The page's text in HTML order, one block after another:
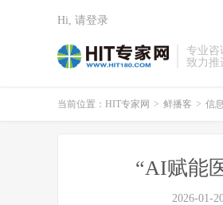
专业咨
致力推
Hi, 请登录
当前位置： HIT专家网 > 鲜播客 > 信
“AI赋能
2026-01-